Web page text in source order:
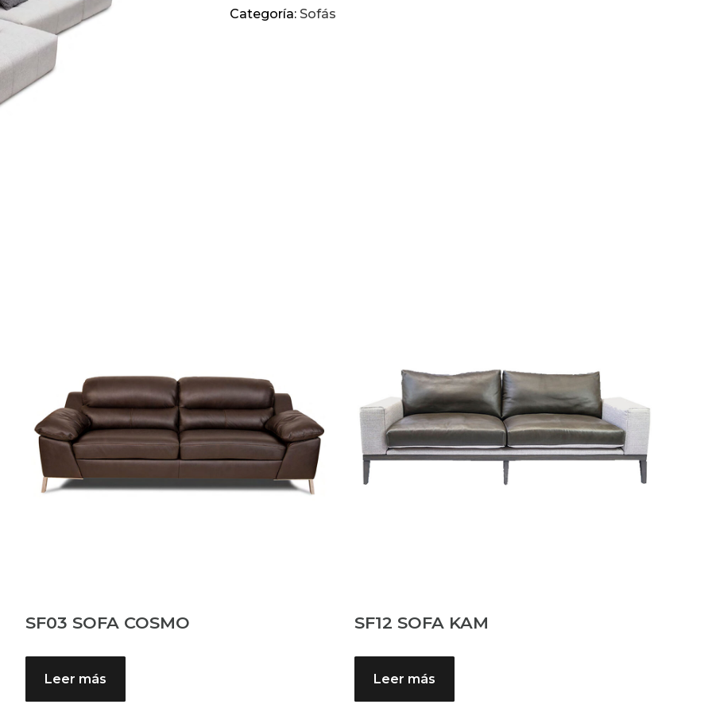
Categoría: Sofás
SF03 SOFA COSMO
Leer más
SF12 SOFA KAM
Leer más